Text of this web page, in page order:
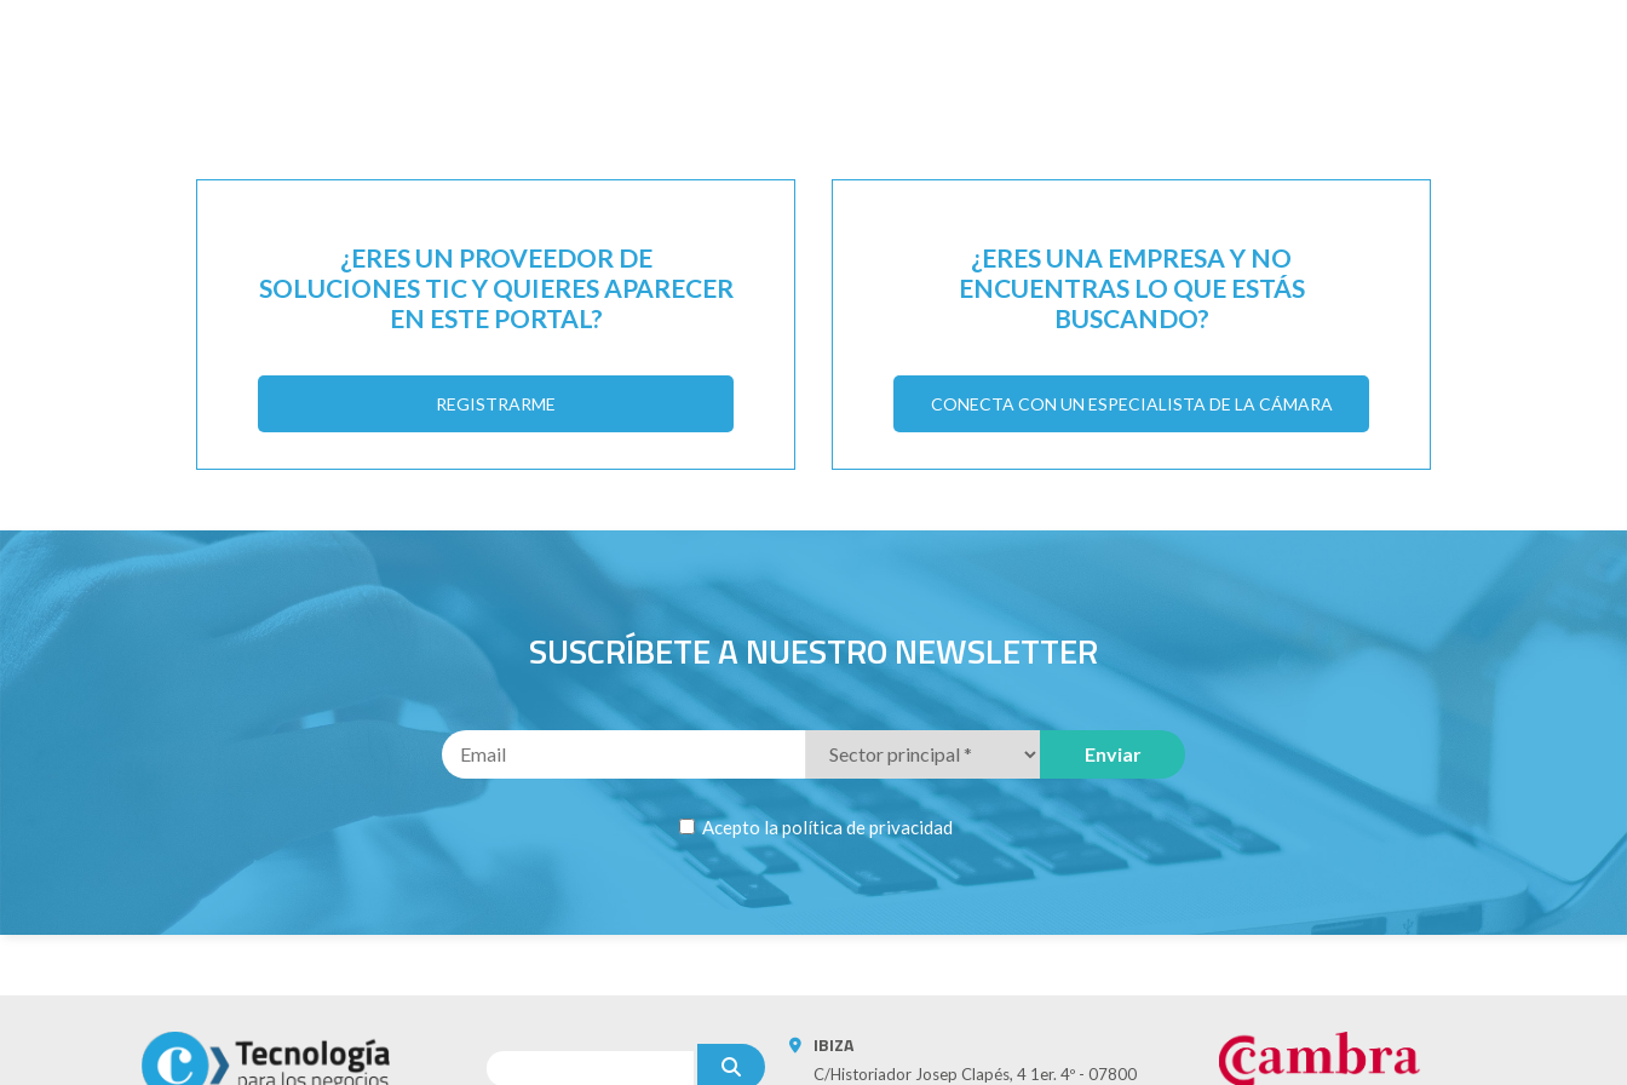
¿ERES UN PROVEEDOR DE
SOLUCIONES TIC Y QUIERES APARECER
EN ESTE PORTAL?
REGISTRARME
¿ERES UNA EMPRESA Y NO
ENCUENTRAS LO QUE ESTÁS
BUSCANDO?
CONECTA CON UN ESPECIALISTA DE LA CÁMARA
SUSCRÍBETE A NUESTRO NEWSLETTER
Acepto lapolítica de privacidad
IBIZA
C/Historiador Josep Clapés, 4 1er. 4º - 07800